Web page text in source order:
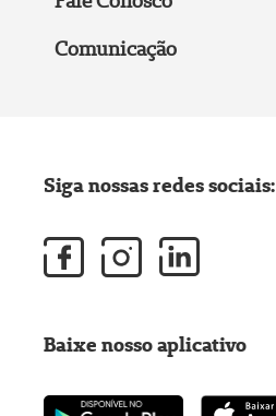
Comunicação
Siga nossas redes sociais:
Baixe nosso aplicativo